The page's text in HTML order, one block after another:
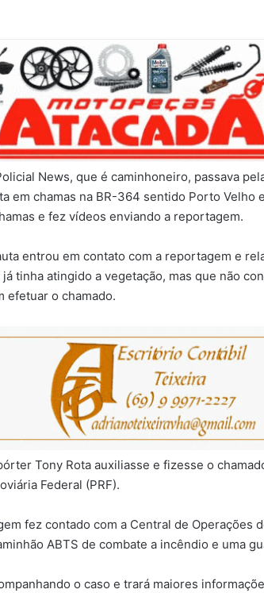
News, que é caminhoneiro, passava
em chamas na BR-364 sentido Porto Velho
e fez vídeos enviando a reportagem.
entrou em contato com a reportagem e
tinha atingido a vegetação, mas que não
efetuar o chamado.
Tony Rota auxiliasse e fizesse o
Federal (PRF).
fez contado com a Central de Operações
ABTS de combate a incêndio e uma
o caso e trará maiores